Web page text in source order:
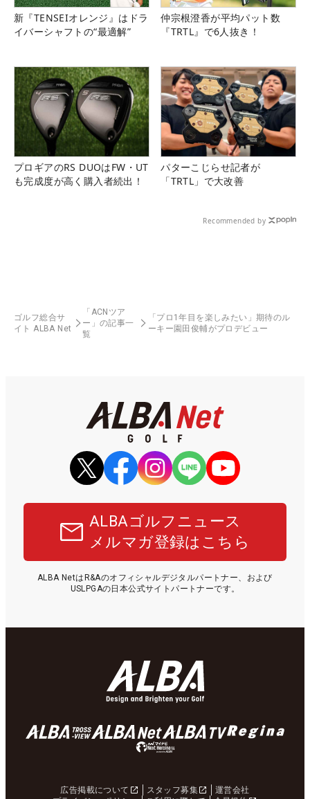
新『TENSEIオレンジ』はドラ
イバーシャフトの“最適解”
仲宗根澄香が平均パット数
『TRTL』で6人抜き！
プロギアのRS DUOはFW・UT
も完成度が高く購入者続出！
パターこじらせ記者が
「TRTL」で大改善
Recommended by
ゴルフ総合サ
イト ALBA Net
「ACNツア
ー」の記事一
覧
「プロ1年目を楽しみたい」期待のル
ーキー園田俊輔がプロデビュー
ALBAゴルフニュース
メルマガ登録はこちら
ALBA NetはR&Aのオフィシャルデジタルパートナー、および
USLPGAの日本公式サイトパートナーです。
広告掲載について スタッフ募集
運営会社